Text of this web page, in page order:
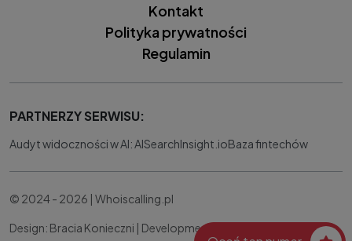
Kontakt
Polityka prywatności
Regulamin
PARTNERZY SERWISU:
Audyt widoczności w AI: AISearchInsight.ioBaza fintechów
© 2024 - 2026 | Whoiscalling.pl
Design: Bracia Konieczni | Development: